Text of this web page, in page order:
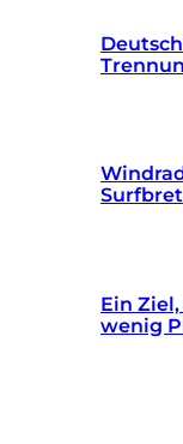
Ein
wenig